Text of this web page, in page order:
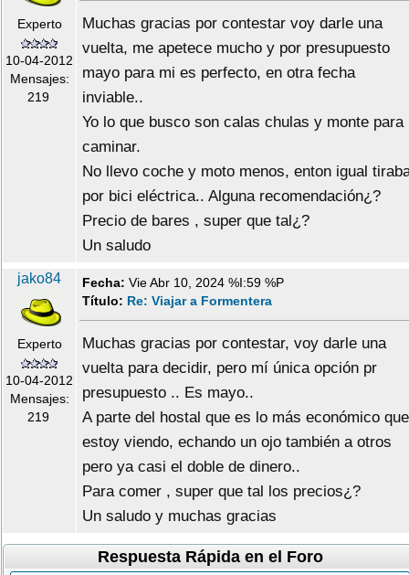
Experto
10-04-2012
Mensajes:
219
Muchas gracias por contestar voy darle una
vuelta, me apetece mucho y por presupuesto
mayo para mi es perfecto, en otra fecha
inviable..
Yo lo que busco son calas chulas y monte para
caminar.
No llevo coche y moto menos, enton igual
por bici eléctrica.. Alguna recomendación¿?
Precio de bares , super que tal¿?
Un saludo
jako84
Experto
10-04-2012
Mensajes:
219
Fecha: Vie Abr 10, 2024 %I:59 %P
Título: Re: Viajar a Formentera
Muchas gracias por contestar, voy darle una
vuelta para decidir, pero mí única opción pr
presupuesto .. Es mayo..
A parte del hostal que es lo más económico que
estoy viendo, echando un ojo también a otros
pero ya casi el doble de dinero..
Para comer , super que tal los precios¿?
Un saludo y muchas gracias
Respuesta Rápida en el Foro